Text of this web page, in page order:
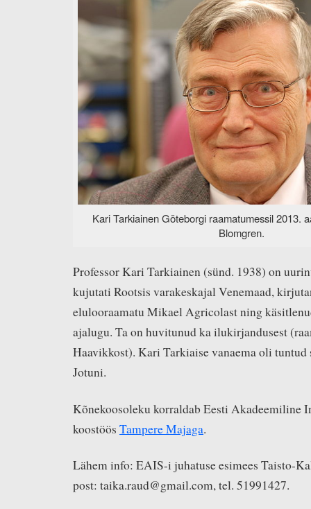
Kari Tarkiainen Göteborgi raamatumessil 2013.
Blomgren.
Professor Kari Tarkiainen (sünd. 1938) on
kujutati Rootsis varakeskajal Venemaad,
elulooraamatu Mikael Agricolast ning
ajalugu. Ta on huvitunud ka ilukirjandusest
Haavikkost). Kari Tarkiaise vanaema oli
Jotuni.
Kõnekoosoleku korraldab Eesti Akadeemiline
koostöös Tampere Majaga.
Lähem info: EAIS-i juhatuse esimees Taisto-
post: taika.raud@gmail.com, tel. 51991427.